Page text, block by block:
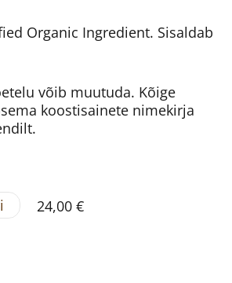
Organic Ingredient. Sisaldab
võib muutuda. Kõige
koostisainete nimekirja
24,00 €